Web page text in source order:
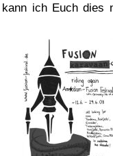
ich Euch dies